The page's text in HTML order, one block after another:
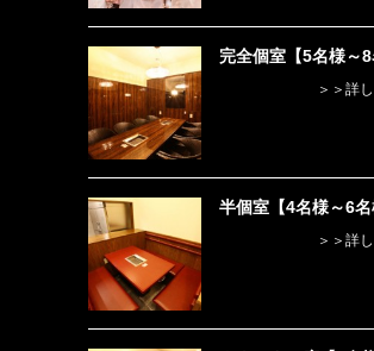
完全個室【5名様～8
＞＞詳
半個室【4名様～6名
＞＞詳